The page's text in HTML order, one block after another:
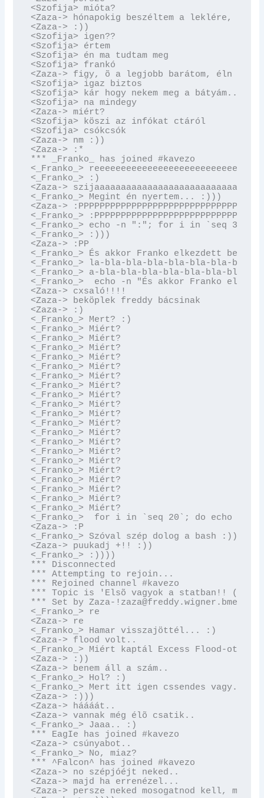
<Szofija> mióta?
<Zaza-> hónapokig beszéltem a leklére,
<Zaza-> :))
<Szofija> igen??
<Szofija> értem
<Szofija> én ma tudtam meg
<Szofija> frankó
<Zaza-> figy, õ a legjobb barátom, éln
<Szofija> igaz biztos
<Szofija> kár hogy nekem meg a bátyám..
<Szofija> na mindegy
<Zaza-> miért?
<Szofija> köszi az infókat ctáról
<Szofija> csókcsók
<Zaza-> nm :))
<Zaza-> :*
*** _Franko_ has joined #kavezo
<_Franko_>
<_Franko_> :)
<Zaza->
<_Franko_> Megint én nyertem... :)))
<Zaza->
<_Franko_>
<_Franko_> echo -n ":"; for i in `seq 300`;
<_Franko_> :)))
<Zaza-> :PP
<_Franko_> És akkor Franko elkezdett
<_Franko_> la-bla-bla-bla-bla-bla-bla-
<_Franko_> a-bla-bla-bla-bla-bla-bla-
<_Franko_>  echo -n "És akkor Franko
<Zaza-> cxsaló!!!!
<Zaza-> beköplek freddy bácsinak
<Zaza-> :)
<_Franko_> Mert? :)
<_Franko_> Miért?
<_Franko_> Miért?
<_Franko_> Miért?
<_Franko_> Miért?
<_Franko_> Miért?
<_Franko_> Miért?
<_Franko_> Miért?
<_Franko_> Miért?
<_Franko_> Miért?
<_Franko_> Miért?
<_Franko_> Miért?
<_Franko_> Miért?
<_Franko_> Miért?
<_Franko_> Miért?
<_Franko_> Miért?
<_Franko_> Miért?
<_Franko_> Miért?
<_Franko_> Miért?
<_Franko_> Miért?
<_Franko_> Miért?
<_Franko_>  for i in `seq 20`; do echo
<Zaza-> :P
<_Franko_> Szóval szép dolog a bash :)))
<Zaza-> puukadj +!! :))
<_Franko_> :))))
*** Disconnected
*** Attempting to rejoin...
*** Rejoined channel #kavezo
*** Topic is 'Elsõ vagyok a statban!! (ha
*** Set by Zaza-!zaza@freddy.wigner.bme.hu
<_Franko_> re
<Zaza-> re
<_Franko_> Hamar visszajöttél... :)
<Zaza-> flood volt..
<_Franko_> Miért kaptál Excess Flood-ot?
<Zaza-> :))
<Zaza-> benem áll a szám..
<_Franko_> Hol? :)
<_Franko_> Mert itt igen cssendes vagy... :)
<Zaza-> :)))
<Zaza-> háááát..
<Zaza-> vannak még élõ csatik..
<_Franko_> Jaaa.. :)
*** EagIe has joined #kavezo
<Zaza-> csúnyabot..
<_Franko_> No, miaz?
*** ^Falcon^ has joined #kavezo
<Zaza-> no szépjóéjt neked..
<Zaza-> majd ha errenézel...
<Zaza-> persze neked mosogatnod kell, meg